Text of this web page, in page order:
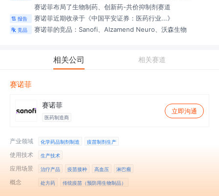
赛诺菲布局了生物制药、创新药-共价抑制剂赛道
 报告 赛诺菲近期收录于《中国平安证券：医药行业...》
 竞品 赛诺菲的竞品：Sanofi、Alzamend Neuro、沃森生物
相关公司 相关赛道
赛诺菲
赛诺菲
医药制造商
立即沟通
产业领域 化学药品制剂制造 疫苗制剂生产
使用技术 生产技术
应用场景 治疗产品 疫苗接种 高血压 淋巴瘤
概念 处方药 传统疫苗（预防用生物制品）